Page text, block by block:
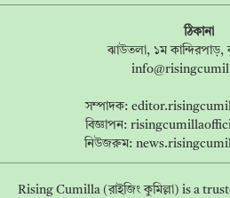
ঠিকানা
ঝাউতলা, ১ম কান্দিরপাড়,
সম্পাদক:
বিজ্ঞাপন:
নিউজরুম:
Rising Cumilla (রাইজিং কুমিল্লা) is a